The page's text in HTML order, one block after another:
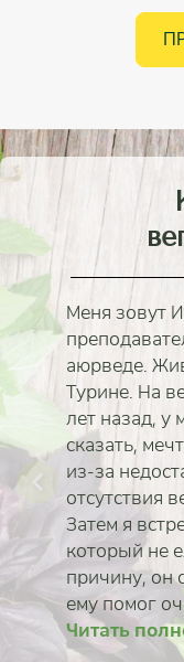
Меня зовут
аюрведе.
Турине. На
лет назад, у
сказать,
из-за
отсутствия
Затем я
который не
причину, он
ему помог
Читать